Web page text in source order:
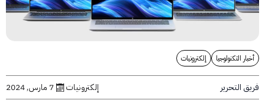
التكنولوجيا إلكترونيات
إلكترونيات 7 مارس, 2024